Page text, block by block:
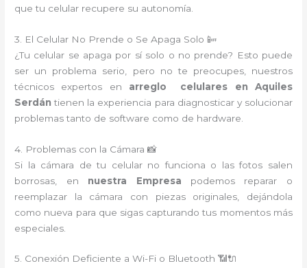
que tu celular recupere su autonomía.
3. El Celular No Prende o Se Apaga Solo 📴
¿Tu celular se apaga por sí solo o no prende? Esto puede
ser un problema serio, pero no te preocupes, nuestros
técnicos expertos en arreglo celulares en Aquiles
Serdán tienen la experiencia para diagnosticar y solucionar
problemas tanto de software como de hardware.
4. Problemas con la Cámara 📸
Si la cámara de tu celular no funciona o las fotos salen
borrosas, en nuestra Empresa podemos reparar o
reemplazar la cámara con piezas originales, dejándola
como nueva para que sigas capturando tus momentos más
especiales.
5. Conexión Deficiente a Wi-Fi o Bluetooth 📶🔌